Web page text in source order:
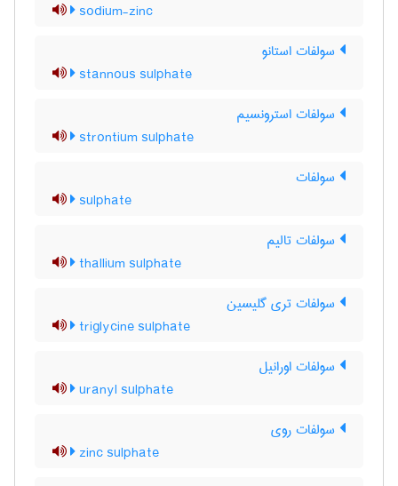
sodium-zinc
سولفات استانو
stannous sulphate
سولفات استرونسیم
strontium sulphate
سولفات
sulphate
سولفات تالیم
thallium sulphate
سولفات تری گلیسین
triglycine sulphate
سولفات اورانیل
uranyl sulphate
سولفات روی
zinc sulphate